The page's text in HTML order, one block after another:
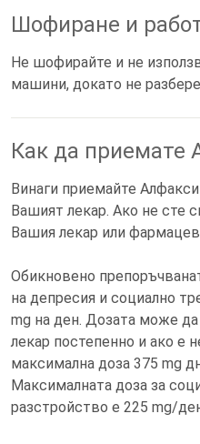
Шофиране и
Не шофирайте и не
машини, докато не
Как да приемате
Винаги приемайте
Вашият лекар. Ако не сте
Вашия лекар или
Обикновено
на депресия и социално
mg на ден. Дозата може
лекар постепенно и ако е
максимална доза 375 mg
Максималната доза за
разстройство е 225 mg/